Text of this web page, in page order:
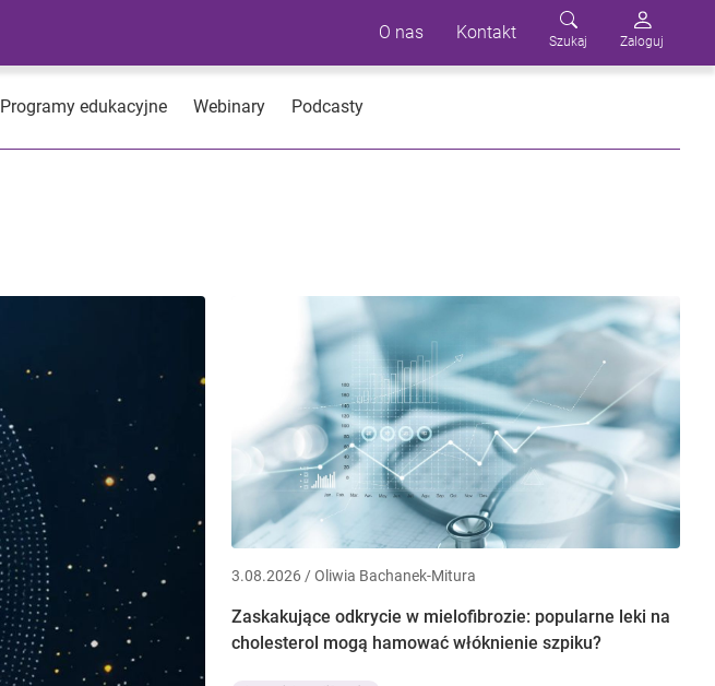
O nas Kontakt Szukaj Zaloguj
Programy edukacyjne Webinary Podcasty
3.08.2026 / Oliwia Bachanek-Mitura
Zaskakujące odkrycie w mielofibrozie: popularne leki na
cholesterol mogą hamować włóknienie szpiku?